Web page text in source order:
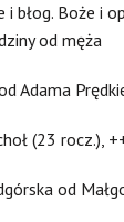
i błog. Boże i
od męża
Adama
(23 rocz.),
od